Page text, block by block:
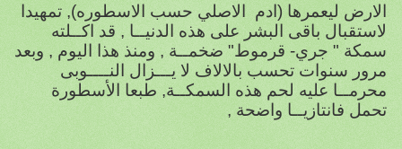
الارض ليعمرها (ادم
الاصلي حسب الاسطوره), تمهيدا
لاستقبال باقى البشر على هذه الدنيــا , قد اكــلته
سمكة " جري- قرموط" ضخمــة , ومنذ هذا اليوم , وبعد
مرور سنوات تحسب بالالاف لا يـــزال النــــوبى
محرمــا عليه لحم هذه السمكــة, طبعا الأسطورة
تحمل فانتازيــا واضحة ,